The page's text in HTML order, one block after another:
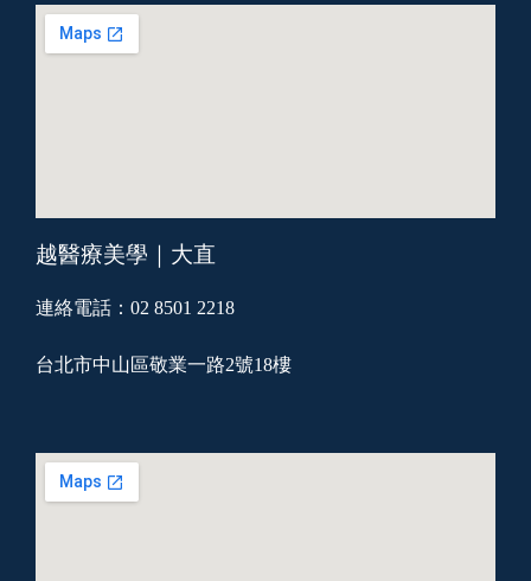
越醫療美學｜大直
連絡電話：02 8501 2218
台北市中山區敬業一路2號18樓